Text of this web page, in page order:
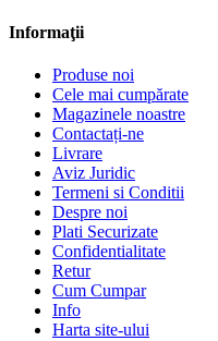
Informaţii
Produse noi
Cele mai cumpărate
Magazinele noastre
Contactați-ne
Livrare
Aviz Juridic
Termeni si Conditii
Despre noi
Plati Securizate
Confidentialitate
Retur
Cum Cumpar
Info
Harta site-ului